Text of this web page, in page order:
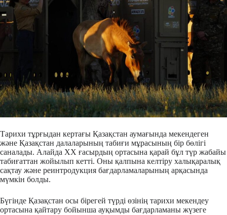
Тарихи тұрғыдан кертағы Қазақстан аумағында мекендеген
және Қазақстан далаларының табиғи мұрасының бір бөлігі
саналады. Алайда XX ғасырдың ортасына қарай бұл түр жабайы
табиғаттан жойылып кетті. Оны қалпына келтіру халықаралық
сақтау және реинтродукция бағдарламаларының арқасында
мүмкін болды.
Бүгінде Қазақстан осы бірегей түрді өзінің тарихи мекендеу
ортасына қайтару бойынша ауқымды бағдарламаны жүзеге